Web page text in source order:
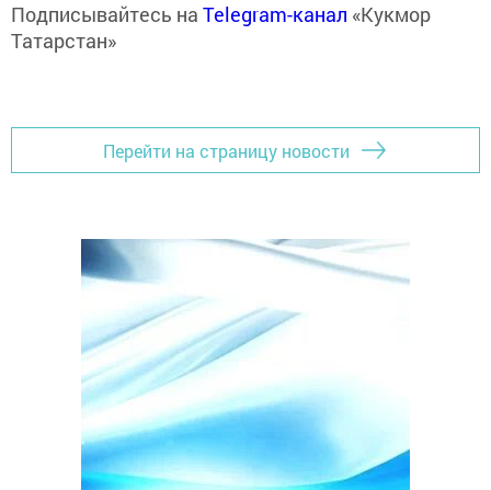
Подписывайтесь на Telegram-канал «Кукмор
Татарстан»
Перейти на страницу новости